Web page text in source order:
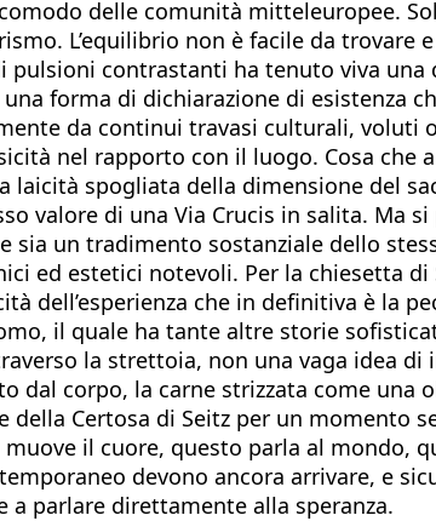
delle comunità mitteleuropee.
L’equilibrio non è facile da
pulsioni contrastanti ha tenuto viva
forma di dichiarazione di esistenza
da continui travasi culturali, voluti
nel rapporto con il luogo. Cosa che
spogliata della dimensione del
valore di una Via Crucis in salita.
sia un tradimento sostanziale dello
ed estetici notevoli. Per la chiesetta
dell’esperienza che in definitiva è la
il quale ha tante altre storie
la strettoia, non una vaga idea
corpo, la carne strizzata come una
della Certosa di Seitz per un
il cuore, questo parla al mondo,
devono ancora arrivare, e
a parlare direttamente alla speranza.